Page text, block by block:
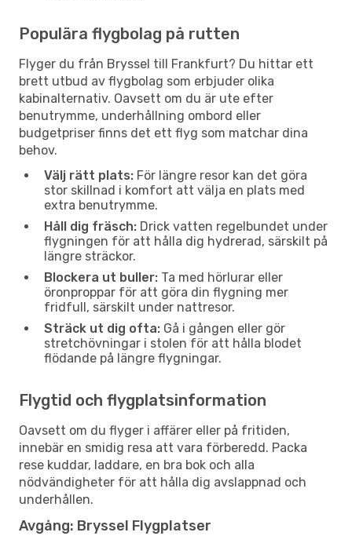
Populära flygbolag på rutten
Flyger du från Bryssel till Frankfurt? Du hittar ett
brett utbud av flygbolag som erbjuder olika
kabinalternativ. Oavsett om du är ute efter
benutrymme, underhållning ombord eller
budgetpriser finns det ett flyg som matchar dina
behov.
Välj rätt plats: För längre resor kan det göra
stor skillnad i komfort att välja en plats med
extra benutrymme.
Håll dig fräsch: Drick vatten regelbundet under
flygningen för att hålla dig hydrerad, särskilt på
längre sträckor.
Blockera ut buller: Ta med hörlurar eller
öronproppar för att göra din flygning mer
fridfull, särskilt under nattresor.
Sträck ut dig ofta: Gå i gången eller gör
stretchövningar i stolen för att hålla blodet
flödande på längre flygningar.
Flygtid och flygplatsinformation
Oavsett om du flyger i affärer eller på fritiden,
innebär en smidig resa att vara förberedd. Packa
rese kuddar, laddare, en bra bok och alla
nödvändigheter för att hålla dig avslappnad och
underhållen.
Avgång: Bryssel Flygplatser